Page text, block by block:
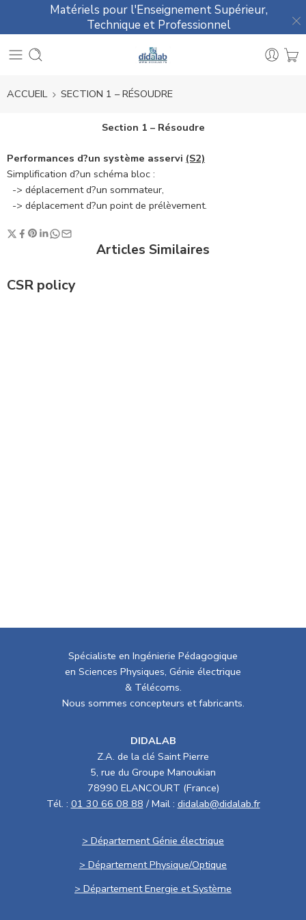
Matériels pour l'Enseignement Supérieur,
Technique et Professionnel
ACCUEIL SECTION 1 – RÉSOUDRE
Section 1 – Résoudre
Performances d?un système asservi (S2)
Simplification d?un schéma bloc :
-> déplacement d?un sommateur,
-> déplacement d?un point de prélèvement.
Articles Similaires
CSR policy
Spécialiste en Ingénierie Pédagogique
en Sciences Physiques, Génie électrique
& Télécoms.
Nous sommes concepteurs et fabricants.
DIDALAB
Z.A. de la clé Saint Pierre
5, rue du Groupe Manoukian
78990 ELANCOURT (France)
Tél. : 01 30 66 08 88 / Mail : didalab@didalab.fr
> Département Génie électrique
> Département Physique/Optique
> Département Energie et Système